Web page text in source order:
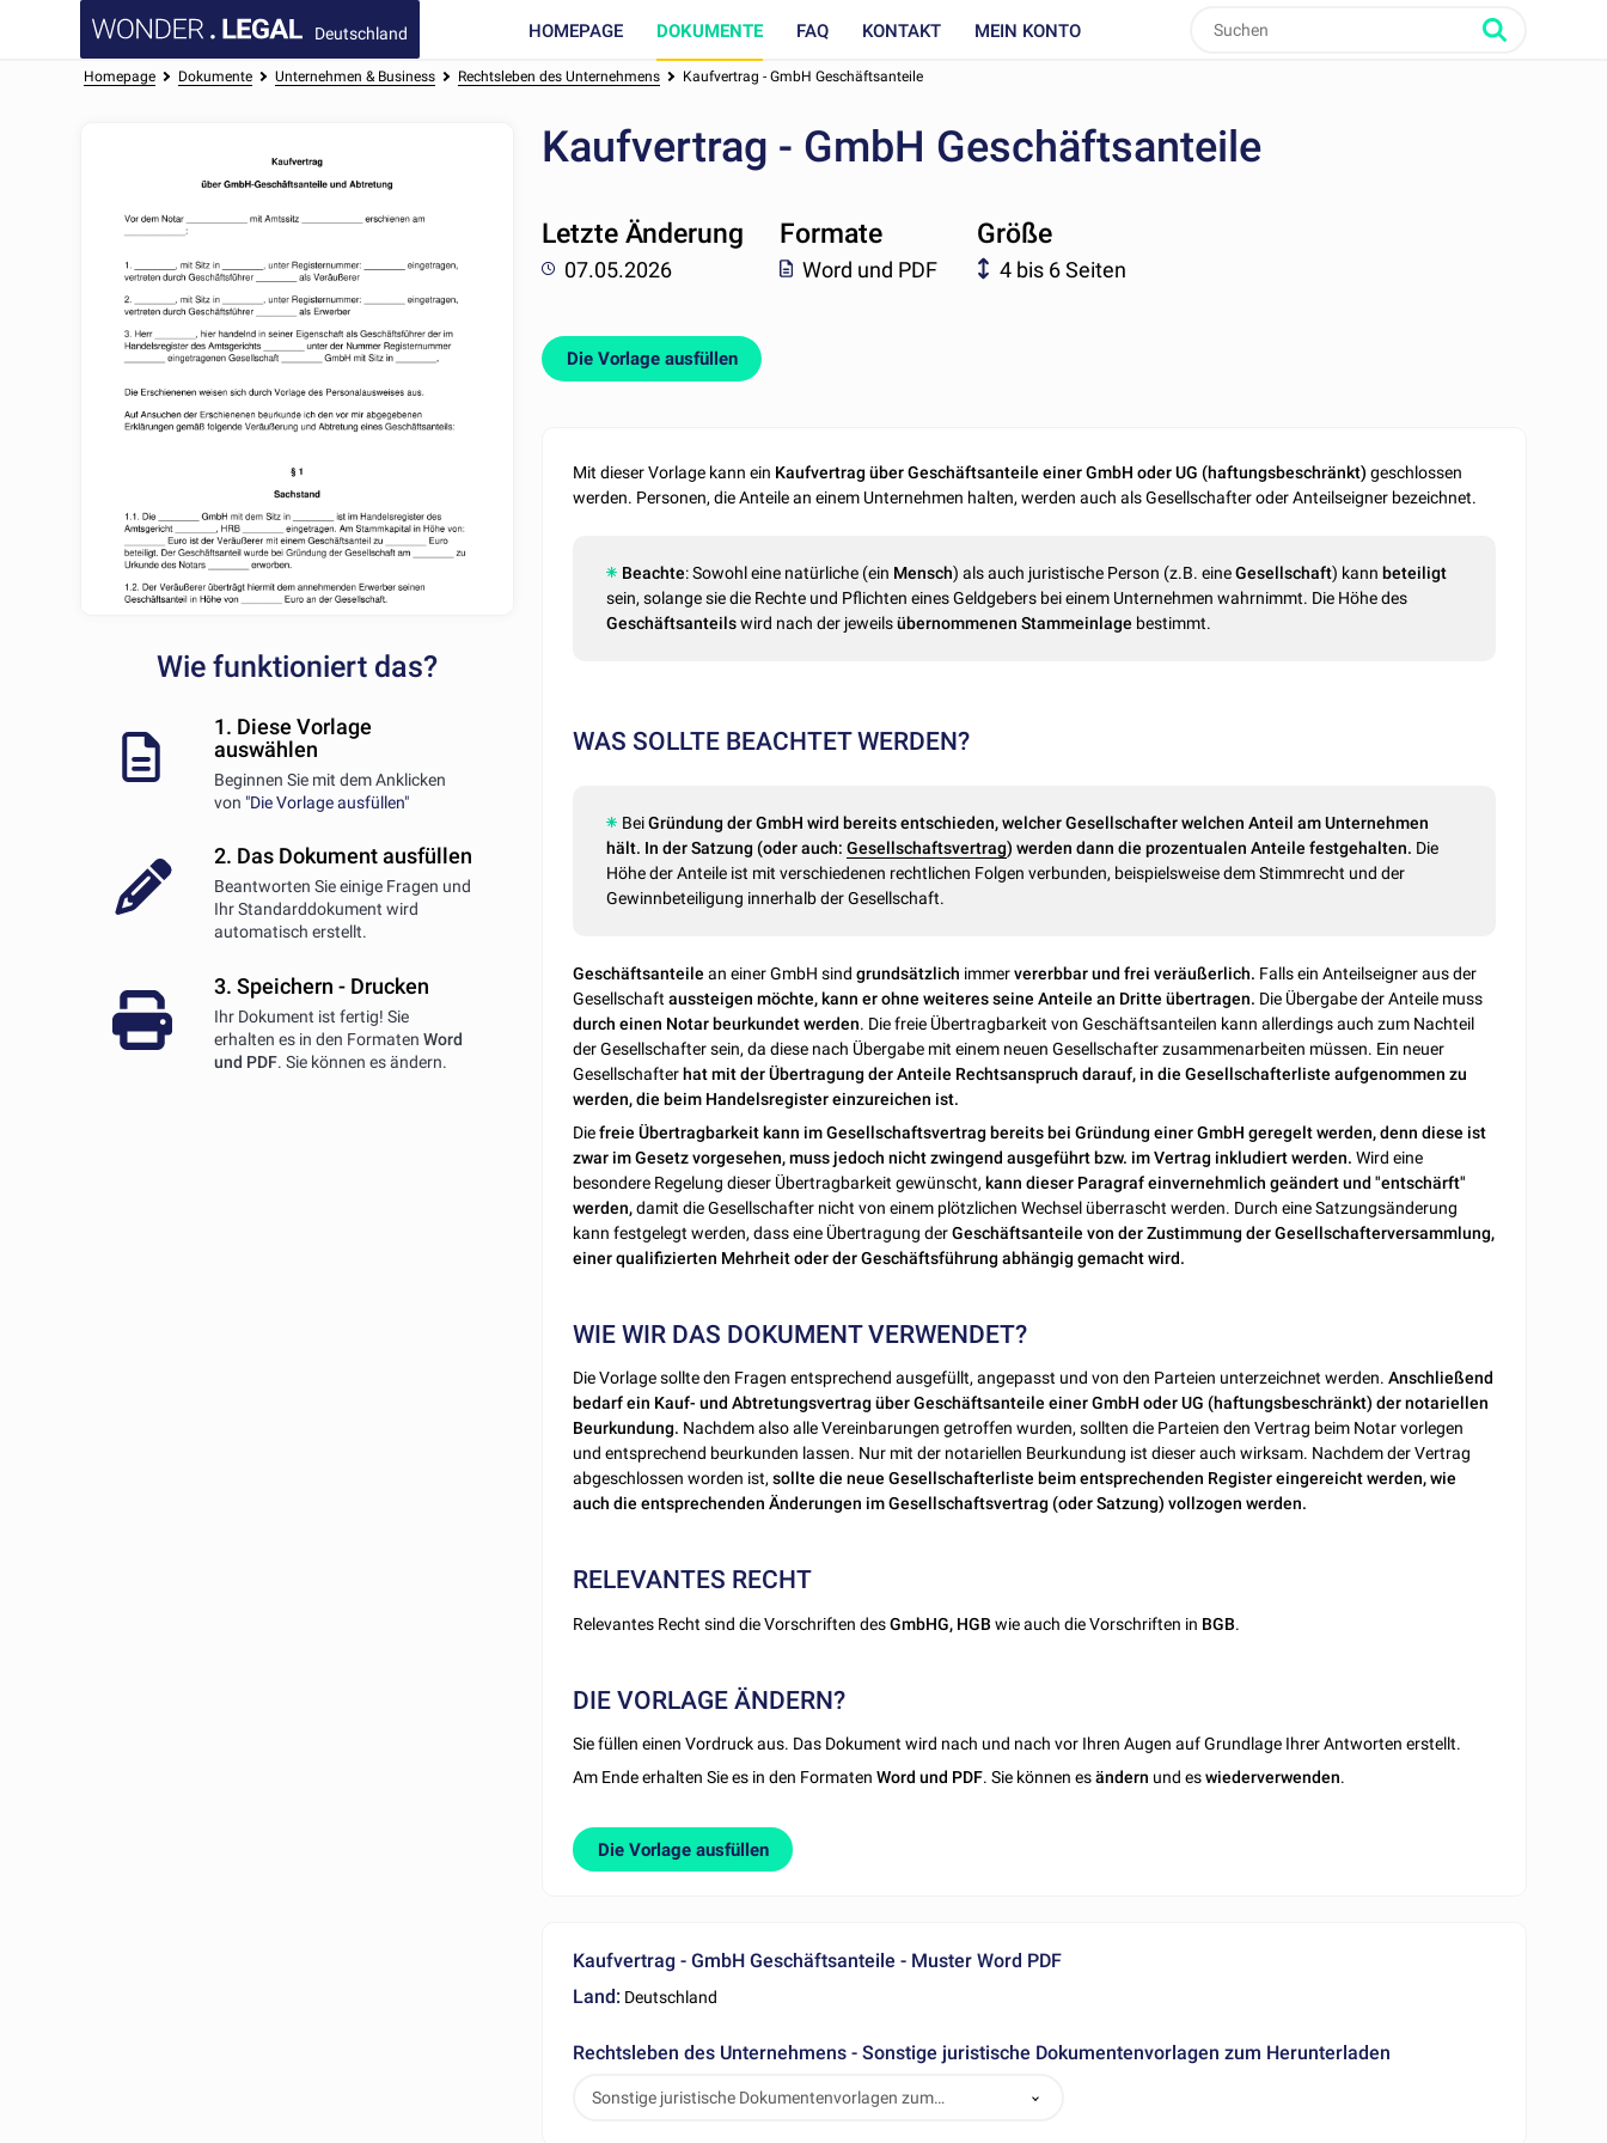
Deutschland HOMEPAGE DOKUMENTE FAQ KONTAKT MEIN KONTO
Homepage Dokumente Unternehmen & Business Rechtsleben des Unternehmens Kaufvertrag - GmbH Geschäftsanteile
Wie funktioniert das?
1. Diese Vorlage
auswählen
Beginnen Sie mit dem Anklicken
von "Die Vorlage ausfüllen"
2. Das Dokument ausfüllen
Beantworten Sie einige Fragen und
Ihr Standarddokument wird
automatisch erstellt.
3. Speichern - Drucken
Ihr Dokument ist fertig! Sie
erhalten es in den Formaten Word
und PDF. Sie können es ändern.
Kaufvertrag - GmbH Geschäftsanteile
Letzte Änderung
07.05.2026
Formate
Word und PDF
Größe
4 bis 6 Seiten
Die Vorlage ausfüllen
Mit dieser Vorlage kann ein Kaufvertrag über Geschäftsanteile einer GmbH oder UG (haftungsbeschränkt) geschlossen
werden. Personen, die Anteile an einem Unternehmen halten, werden auch als Gesellschafter oder Anteilseigner bezeichnet.
Beachte: Sowohl eine natürliche (ein Mensch) als auch juristische Person (z.B. eineGesellschaft) kann beteiligt
sein, solange sie die Rechte und Pflichten eines Geldgebers bei einem Unternehmen wahrnimmt. Die Höhe des
Geschäftsanteilswird nach der jeweilsübernommenen Stammeinlage bestimmt.
WAS SOLLTE BEACHTET WERDEN?
BeiGründung der GmbH wird bereits entschieden, welcher Gesellschafter welchen Anteil am Unternehmen
hält. In der Satzung (oder auch:Gesellschaftsvertrag) werden dann die prozentualen Anteile festgehalten. Die
Höhe der Anteile ist mit verschiedenen rechtlichen Folgen verbunden, beispielsweise dem Stimmrecht und der
Gewinnbeteiligung innerhalb der Gesellschaft.
Geschäftsanteilean einer GmbH sind grundsätzlich immervererbbar und frei veräußerlich. Falls ein Anteilseigner aus der
Gesellschaftaussteigen möchte, kann er ohne weiteres seine Anteile an Dritte übertragen. Die Übergabe der Anteile muss
durch einen Notar beurkundet werden. Die freie Übertragbarkeit von Geschäftsanteilen kann allerdings auch zum Nachteil
der Gesellschafter sein, da diese nach Übergabe mit einem neuen Gesellschafter zusammenarbeiten müssen. Ein neuer
Gesellschafter hat mit der Übertragung der Anteile Rechtsanspruch darauf, in die Gesellschafterliste aufgenommen zu
werden, die beim Handelsregister einzureichen ist.
Diefreie Übertragbarkeit kann im Gesellschaftsvertrag bereits bei Gründung einer GmbH geregelt werden, denn diese ist
zwar im Gesetz vorgesehen, muss jedoch nicht zwingend ausgeführt bzw. im Vertrag inkludiert werden. Wird eine
besondere Regelung dieser Übertragbarkeit gewünscht, kann dieser Paragraf einvernehmlich geändert und "entschärft"
werden,damit die Gesellschafter nicht von einem plötzlichen Wechsel überrascht werden. Durch eine Satzungsänderung
kann festgelegt werden, dass eine Übertragung derGeschäftsanteile von der Zustimmung der Gesellschafterversammlung,
einer qualifizierten Mehrheit oder der Geschäftsführung abhängig gemacht wird.
WIE WIR DAS DOKUMENT VERWENDET?
Die Vorlage sollte den Fragen entsprechend ausgefüllt, angepasst und von den Parteien unterzeichnet werden. Anschließend
bedarf ein Kauf- und Abtretungsvertrag über Geschäftsanteile einer GmbH oder UG (haftungsbeschränkt) der notariellen
Beurkundung. Nachdem also alle Vereinbarungen getroffen wurden, sollten die Parteien den Vertrag beim Notar vorlegen
und entsprechend beurkunden lassen. Nur mit der notariellen Beurkundung ist dieser auch wirksam. Nachdem der Vertrag
abgeschlossen worden ist,sollte die neue Gesellschafterliste beim entsprechenden Register eingereicht werden, wie
auch die entsprechenden Änderungen im Gesellschaftsvertrag (oder Satzung) vollzogen werden.
RELEVANTES RECHT
Relevantes Recht sind die Vorschriften desGmbHG, HGB wie auch die Vorschriften in BGB.
DIE VORLAGE ÄNDERN?
Sie füllen einen Vordruck aus. Das Dokument wird nach und nach vor Ihren Augen auf Grundlage Ihrer Antworten erstellt.
Am Ende erhalten Sie es in den FormatenWord und PDF. Sie können esändern und eswiederverwenden.
Die Vorlage ausfüllen
Kaufvertrag - GmbH Geschäftsanteile - Muster Word PDF
Land: Deutschland
Rechtsleben des Unternehmens - Sonstige juristische Dokumentenvorlagen zum Herunterladen
Sonstige juristische Dokumentenvorlagen zum